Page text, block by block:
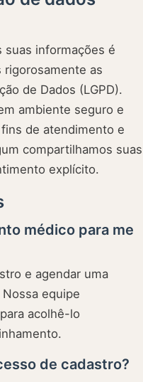
suas informações é
rigorosamente as
de Dados (LGPD).
ambiente seguro e
de atendimento e
compartilhamos suas
explícito.
médico para me
e agendar uma
equipe
acolhê-lo
de cadastro?